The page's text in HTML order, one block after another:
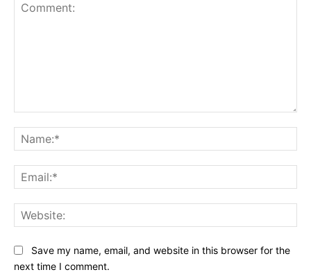
Save my name, email, and website in this browser for the
next time I comment.